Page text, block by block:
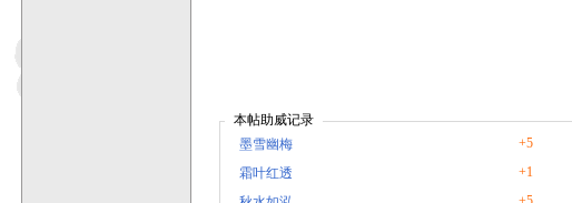
本帖助威记录
墨雪幽梅
+5
霜叶红透
+1